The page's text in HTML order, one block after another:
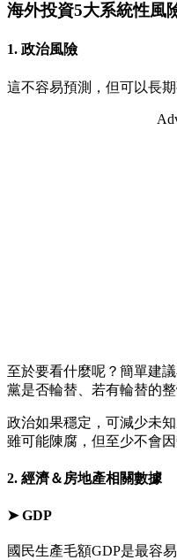
海外投資5大系統性風
1. 政治風險
這不容易預測，但可以長期
至於要看什麼呢？簡單建
黨是否輪替、若有輪替的
政治如果穩定，可減少未
雖可能陳腐，但至少不會
2. 經濟＆房地產相關數據
➤ GDP
國民生產毛額GDP是最容